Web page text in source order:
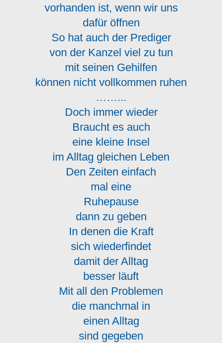
vorhanden ist, wenn wir uns
dafür öffnen
So hat auch der Prediger
von der Kanzel viel zu tun
mit seinen Gehilfen
können nicht vollkommen ruhen
……...
Doch immer wieder
Braucht es auch
eine kleine Insel
im Alltag gleichen Leben
Den Zeiten einfach
mal eine
Ruhepause
dann zu geben
In denen die Kraft
sich wiederfindet
damit der Alltag
besser läuft
Mit all den Problemen
die manchmal in
einen Alltag
sind gegeben